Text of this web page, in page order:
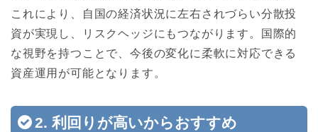
これにより、自国の経済状況に左右されづらい分散投
資が実現し、リスクヘッジにもつながります。国際的
な視野を持つことで、今後の変化に柔軟に対応できる
資産運用が可能となります。
2. 利回りが高いからおすすめ